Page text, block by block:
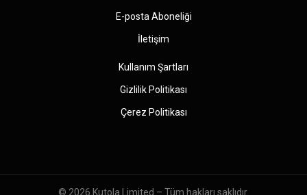
E-posta Aboneliği
İletişim
Kullanım Şartları
Gizlilik Politikası
Çerez Politikası
© 2026 Kutola Limited – Tüm hakları saklıdır.